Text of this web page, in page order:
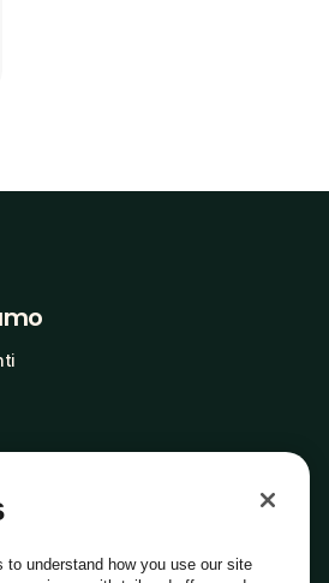
understand how you use our site